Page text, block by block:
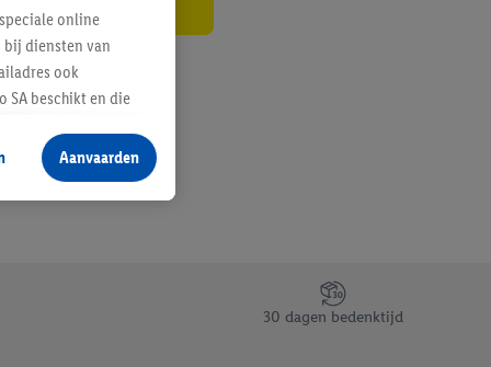
30 dagen bedenktijd
online
diensten van
ook
SA beschikt en die
producten waarin
voegen, maar het
als er met behulp
Door op
informatie,
Aanvaarden